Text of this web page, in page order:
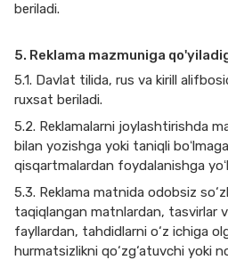
beriladi.
5. Reklama mazmuniga
5.1. Davlat tilida, rus va kirill
ruxsat beriladi.
5.2. Reklamalarni joylashtirishda
bilan yozishga yoki taniqli
qisqartmalardan foydalanishga
5.3. Reklama matnida odobsiz
taqiqlangan matnlardan, tasvirlar
fayllardan, tahdidlarni o‘z ichiga
hurmatsizlikni qo‘zg‘atuvchi yoki